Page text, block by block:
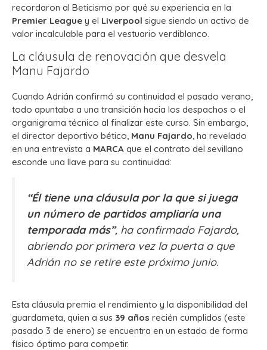
recordaron al Beticismo por qué su experiencia en la
Premier League y el Liverpool sigue siendo un activo de
valor incalculable para el vestuario verdiblanco.
La cláusula de renovación que desvela
Manu Fajardo
Cuando Adrián confirmó su continuidad el pasado verano,
todo apuntaba a una transición hacia los despachos o el
organigrama técnico al finalizar este curso. Sin embargo,
el director deportivo bético, Manu Fajardo , ha revelado
en una entrevista a MARCA que el contrato del sevillano
esconde una llave para su continuidad:
“Él tiene una cláusula por la que si juega
un número de partidos ampliaría una
temporada más”, ha confirmado Fajardo,
abriendo por primera vez la puerta a que
Adrián no se retire este próximo junio.
Esta cláusula premia el rendimiento y la disponibilidad del
guardameta, quien a sus 39 años recién cumplidos (este
pasado 3 de enero) se encuentra en un estado de forma
físico óptimo para competir.